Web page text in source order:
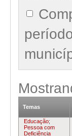
Temas
Educação;
Pessoa com
Deficiência